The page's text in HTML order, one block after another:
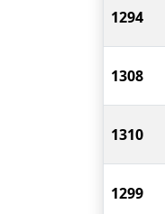
1294
1308
1310
1299